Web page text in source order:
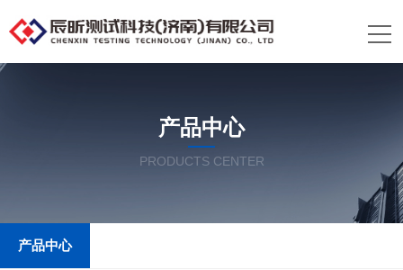
产品中心
PRODUCTS CENTER
产品中心